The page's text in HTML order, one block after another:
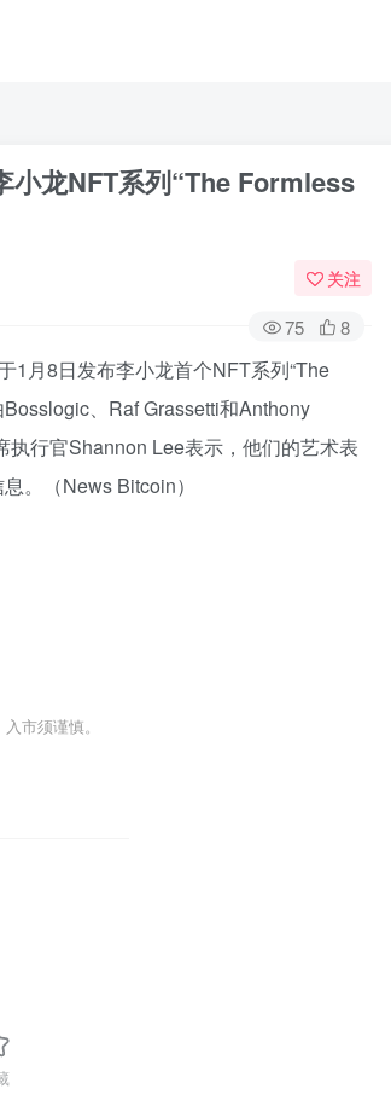
小龙NFT系列“The Formless
关注
75 8
1月8日发布李小龙首个NFT系列“The
、Raf Grassetti和Anthony
行官Shannon Lee表示，他们的艺术表
。（News Bitcoin）
市须谨慎。